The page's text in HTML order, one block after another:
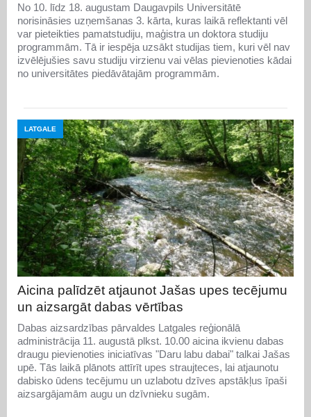
No 10. līdz 18. augustam Daugavpils Universitātē
norisināsies uzņemšanas 3. kārta, kuras laikā reflektanti vēl
var pieteikties pamatstudiju, maģistra un doktora studiju
programmām. Tā ir iespēja uzsākt studijas tiem, kuri vēl nav
izvēlējušies savu studiju virzienu vai vēlas pievienoties kādai
no universitātes piedāvātajām programmām.
LATGALE
Aicina palīdzēt atjaunot Jašas upes tecējumu
un aizsargāt dabas vērtības
Dabas aizsardzības pārvaldes Latgales reģionālā
administrācija 11. augustā plkst. 10.00 aicina ikvienu dabas
draugu pievienoties iniciatīvas "Daru labu dabai" talkai Jašas
upē. Tās laikā plānots attīrīt upes straujteces, lai atjaunotu
dabisko ūdens tecējumu un uzlabotu dzīves apstākļus īpaši
aizsargājamām augu un dzīvnieku sugām.